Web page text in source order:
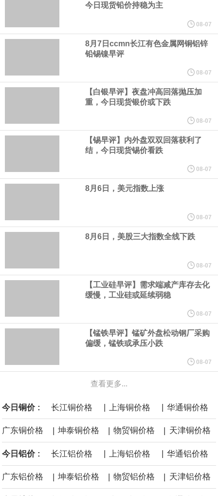
在首尔会晤，并宣布在机器人、人工智能基础设施、自动驾驶等领
域开展合作；此后，LG CNS 及 LG 旗下其他子公司约 30 名高管已
于 6 月 22 日到访英伟达总部。
从工业和信息化部了解到，今年上半年，中小企业经济运行总体平
稳，主要指标保持较快增长，企业效益持续改善。今年上半年，规
模以上工业中小企业增加值同比增长5.8%，营业收入同比增长
7.7%，为2023年以来同期最高水平，利润总额同比增长16.9%，为
2022年以来同期最高水平，生产经营稳步向好，盈利能力持续增
伊朗议会主席团成员萨利米公开伊方拟议的霍尔木兹海峡战略管理
方案初步文本细节，内容包括禁止敌对方面通过海峡等，违反规定
者将被处以最高达货物价值20%的罚款。该方案显示，美国、以色
列等国的船只将被禁止通过霍尔木兹海峡；与以色列有关的军用和
民用货物不得通过该区域；参与针对“抵抗阵线”行动的船只或货物也
美国新墨西哥州第一司法区法院当地时间8月6日作出裁决，社交媒
体“脸书（Facebook）”、“照片墙（Instagram）”的母公司美
国“元”公司应向该州一项基金支付5.67 亿美元，用于应对青少年因
使用其产品而面临的心理健康问题。 这一裁决源于今年早些时候的
今日现货铅价持稳为主
08-07
8月7日ccmn长江有色金属网铜铝锌
铅锡镍早评
08-07
【白银早评】夜盘冲高回落抛压加
重，今日现货银价或下跌
08-07
【锡早评】内外盘双双回落获利了
结，今日现货锡价看跌
08-07
8月6日，美元指数上涨
08-07
8月6日，美股三大指数全线下跌
08-07
【工业硅早评】需求端减产库存去化
缓慢，工业硅或延续弱稳
08-07
【锰铁早评】锰矿外盘松动钢厂采购
偏缓，锰铁或承压小跌
08-07
查看更多...
今日铜价 : 长江铜价格 | 上海铜价格 | 华通铜价格
广东铜价格 | 坤泰铜价格 | 物贸铜价格 | 天津铜价格
今日铝价 : 长江铝价格 上海铝价格 华通铝价格
广东铝价格 | 坤泰铝价格 | 物贸铝价格 | 天津铝价格